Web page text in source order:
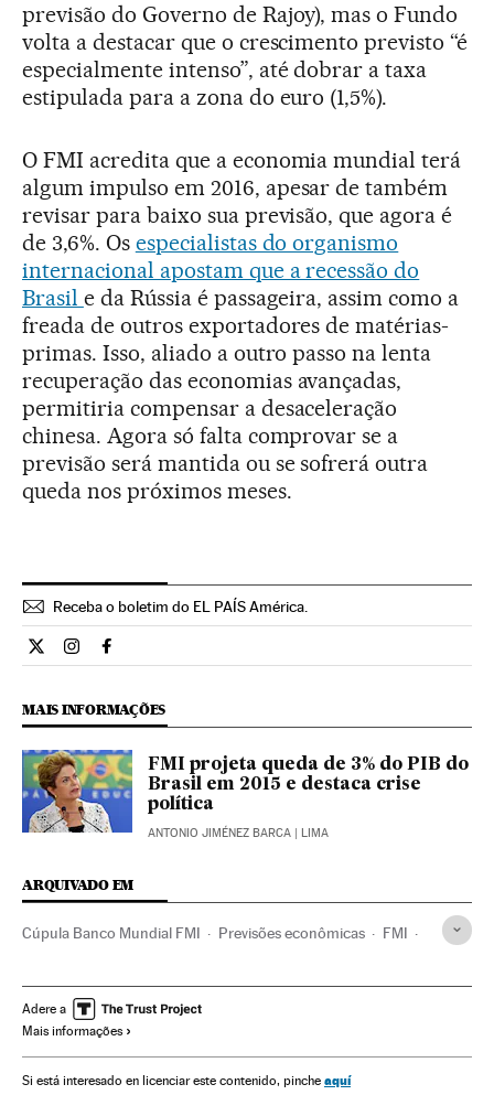
previsão do Governo de Rajoy), mas o Fundo
volta a destacar que o crescimento previsto “é
especialmente intenso”, até dobrar a taxa
estipulada para a zona do euro (1,5%).
O FMI acredita que a economia mundial terá
algum impulso em 2016, apesar de também
revisar para baixo sua previsão, que agora é
de 3,6%. Os especialistas do organismo
internacional apostam que a recessão do
Brasil e da Rússia é passageira, assim como a
freada de outros exportadores de matérias-
primas. Isso, aliado a outro passo na lenta
recuperação das economias avançadas,
permitiria compensar a desaceleração
chinesa. Agora só falta comprovar se a
previsão será mantida ou se sofrerá outra
queda nos próximos meses.
Receba o boletim do EL PAÍS América.
Economia El País Brasil en Twitter
Economia El País Brasil en Instagram
Economia El País Brasil en Facebook
MAIS INFORMAÇÕES
FMI projeta queda de 3% do PIB do
Brasil em 2015 e destaca crise
política
ANTONIO JIMÉNEZ BARCA | LIMA
ARQUIVADO EM
Cúpula Banco Mundial FMI Previsões econômicas FMI
América do Sul América Latina
Organizações internacionais
Relações exteriores Economia
Adere a
Mais informações
Si está interesado en licenciar este contenido, pinche aquí